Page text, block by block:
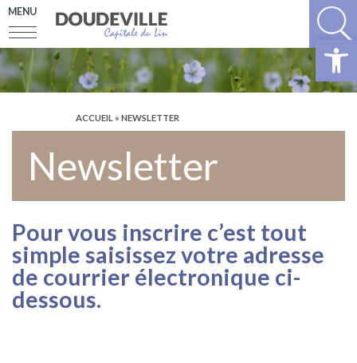
MENU
ACCUEIL » NEWSLETTER
Newsletter
Pour vous inscrire c’est tout
simple saisissez votre adresse
de courrier électronique ci-
dessous.